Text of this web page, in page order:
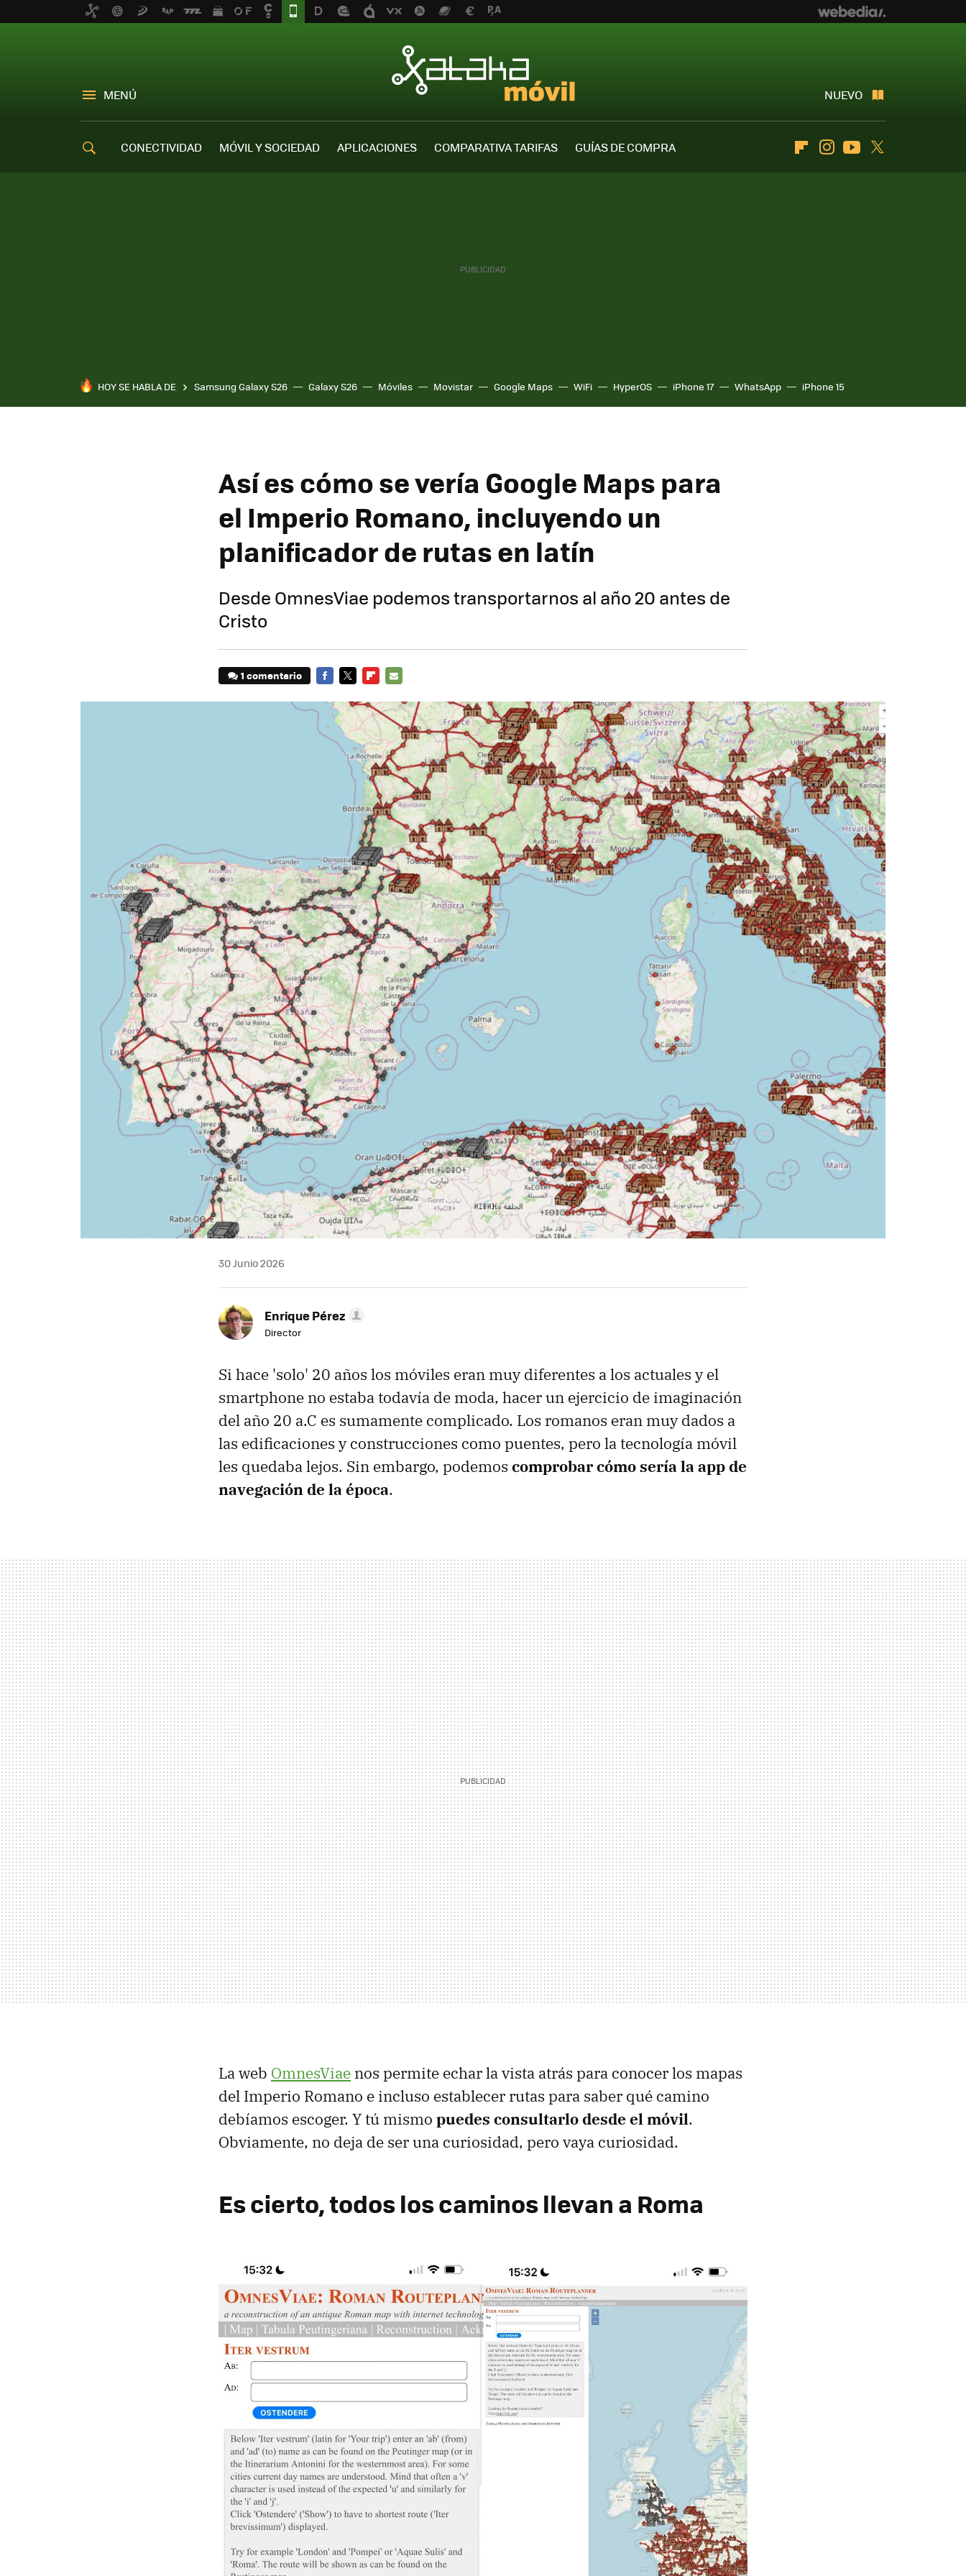
MENÚ NUEVO
CONECTIVIDAD MÓVIL Y SOCIEDAD APLICACIONES COMPARATIVA TARIFAS
GUÍAS DE COMPRA
FlipboardInstagramYoutube
HOY SE HABLA DE Samsung Galaxy S26 Galaxy S26 Móviles Movistar Google Maps WiFi HyperOS iPhone 17 WhatsApp iPhone 15
Así es cómo se vería Google Maps para
el Imperio Romano, incluyendo un
planificador de rutas en latín
Desde OmnesViae podemos transportarnos al año 20 antes de
Cristo
1 comentario
MAIL
30 Junio 2026
Enrique Pérez
Director
Si hace 'solo' 20 años los móviles eran muy diferentes a los actuales y el
smartphone no estaba todavía de moda, hacer un ejercicio de imaginación
del año 20 a.C es sumamente complicado. Los romanos eran muy dados a
las edificaciones y construcciones como puentes, pero la tecnología móvil
les quedaba lejos. Sin embargo, podemos comprobar cómo sería la app de
navegación de la época.
La web OmnesViae nos permite echar la vista atrás para conocer los mapas
del Imperio Romano e incluso establecer rutas para saber qué camino
debíamos escoger. Y tú mismo puedes consultarlo desde el móvil.
Obviamente, no deja de ser una curiosidad, pero vaya curiosidad.
Es cierto, todos los caminos llevan a Roma